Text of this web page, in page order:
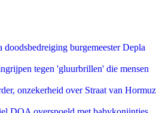
doodsbedreiging burgemeester Depla
tegen 'gluurbrillen' die mensen
onzekerheid over Straat van Hormuz